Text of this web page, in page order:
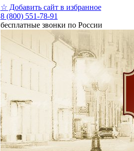
☆ Добавить сайт в избранное
8 (800) 551-78-91
бесплатные звонки по России